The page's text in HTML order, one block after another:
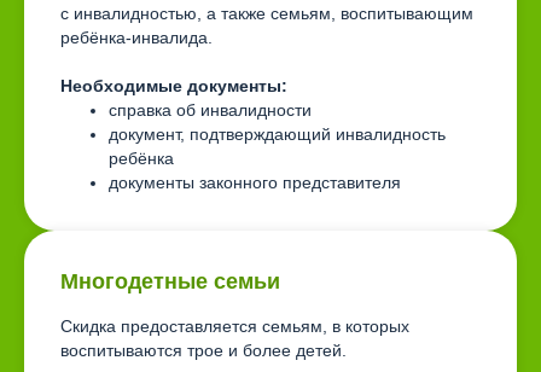
с инвалидностью, а также семьям, воспитывающим
ребёнка-инвалида.
Необходимые документы:
справка об инвалидности
документ, подтверждающий инвалидность
ребёнка
документы законного представителя
Многодетные семьи
Скидка предоставляется семьям, в которых
воспитываются трое и более детей.